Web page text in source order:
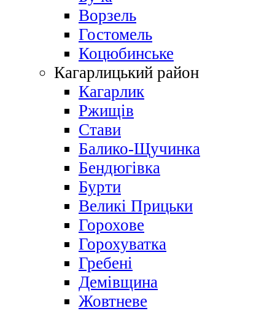
Ворзель
Гостомель
Коцюбинське
Кагарлицький район
Кагарлик
Ржищів
Стави
Балико-Щучинка
Бендюгівка
Бурти
Великі Прицьки
Горохове
Горохуватка
Гребені
Демівщина
Жовтневе